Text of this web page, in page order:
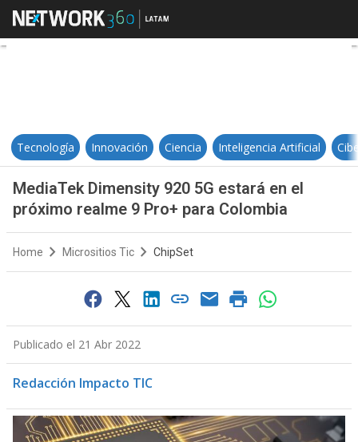
MediaTek Dimensity 920 5G
Tecnología Innovación Ciencia Inteligencia Artificial
MediaTek Dimensity 920 5G estará en el
próximo realme 9 Pro+ para Colombia
Home Micrositios Tic ChipSet
Publicado el 21 Abr 2022
Redacción Impacto TIC